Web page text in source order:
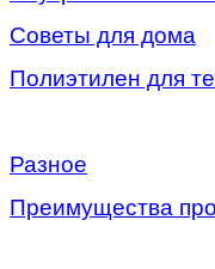
Советы для дома
Полиэтилен для
Разное
Преимущества